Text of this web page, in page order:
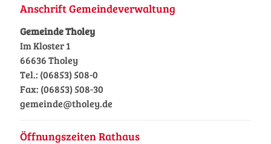
Anschrift Gemeindeverwaltung
Gemeinde Tholey
Im Kloster 1
66636 Tholey
Tel.: (06853) 508-0
Fax: (06853) 508-30
gemeinde@tholey.de
Öffnungszeiten Rathaus